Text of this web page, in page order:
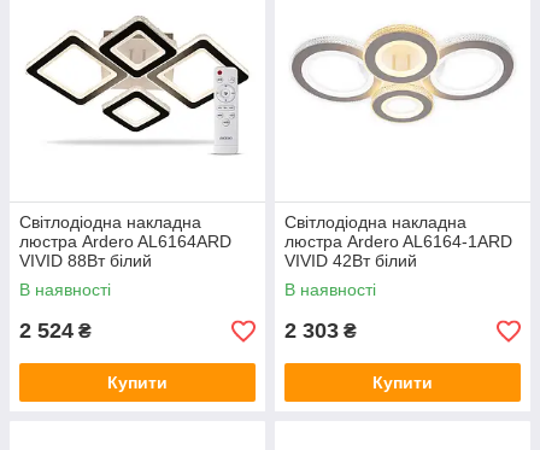
Світлодіодна накладна
люстра Ardero AL6164ARD
VIVID 88Вт білий
В наявності
2 524 ₴
Купити
Світлодіодна накладна
люстра Ardero AL6164-1ARD
VIVID 42Вт білий
В наявності
2 303 ₴
Купити